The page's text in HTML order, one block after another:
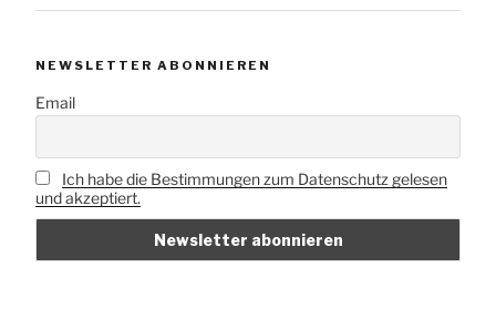
NEWSLETTER ABONNIEREN
Email
Ich habe die Bestimmungen zum Datenschutz gelesen
und akzeptiert.